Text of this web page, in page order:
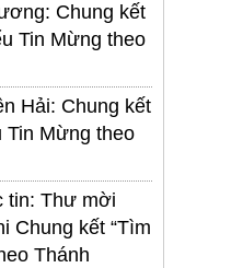
Chung kết
Tin Mừng theo
Hải: Chung kết
Tin Mừng theo
tin: Thư mời
Chung kết “Tìm
Thánh